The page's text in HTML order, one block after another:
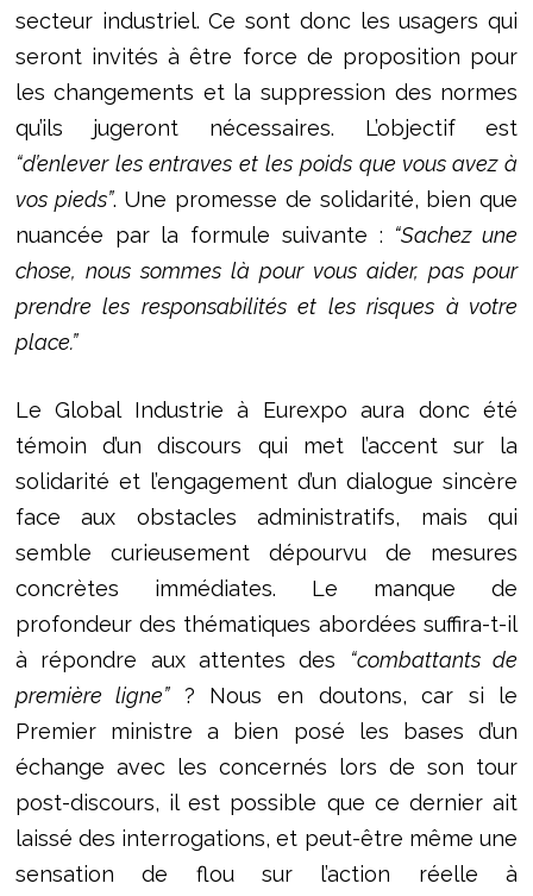
secteur industriel. Ce sont donc les usagers qui
seront invités à être force de proposition pour
les changements et la suppression des normes
qu’ils jugeront nécessaires. L’objectif est
“d’enlever les entraves et les poids que vous avez à
vos pieds”. Une promesse de solidarité, bien que
nuancée par la formule suivante : “Sachez une
chose, nous sommes là pour vous aider, pas pour
prendre les responsabilités et les risques à votre
place.”
Le Global Industrie à Eurexpo aura donc été
témoin d’un discours qui met l’accent sur la
solidarité et l’engagement d’un dialogue sincère
face aux obstacles administratifs, mais qui
semble curieusement dépourvu de mesures
concrètes immédiates. Le manque de
profondeur des thématiques abordées suffira-t-il
à répondre aux attentes des
“combattants de
première ligne”? Nous en doutons, car si le
Premier ministre a bien posé les bases d’un
échange avec les concernés lors de son tour
post-discours, il est possible que ce dernier ait
laissé des interrogations, et peut-être même une
sensation de flou sur l’action réelle à